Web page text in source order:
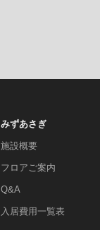
みずあさぎ
施設概要
フロアご案内
Q&A
入居費用一覧表